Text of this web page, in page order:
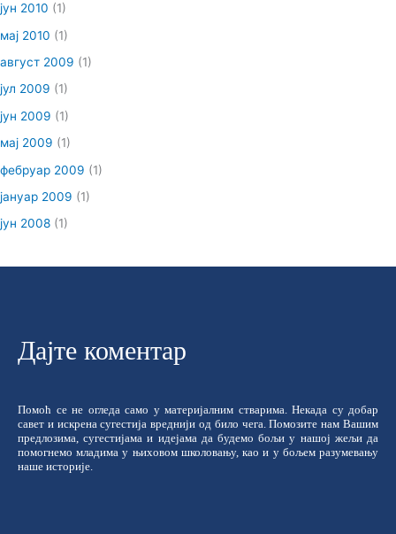
јун 2010 (1)
мај 2010 (1)
август 2009 (1)
јул 2009 (1)
јун 2009 (1)
мај 2009 (1)
фебруар 2009 (1)
јануар 2009 (1)
јун 2008 (1)
Дајте коментар
Помоћ се не огледа само у материјалним стварима. Некада су добар
савет и искрена сугестија вреднији од било чега. Помозите нам Вашим
предлозима, сугестијама и идејама да будемо бољи у нашој жељи да
помогнемо младима у њиховом школовању, као и у бољем разумевању
наше историје.